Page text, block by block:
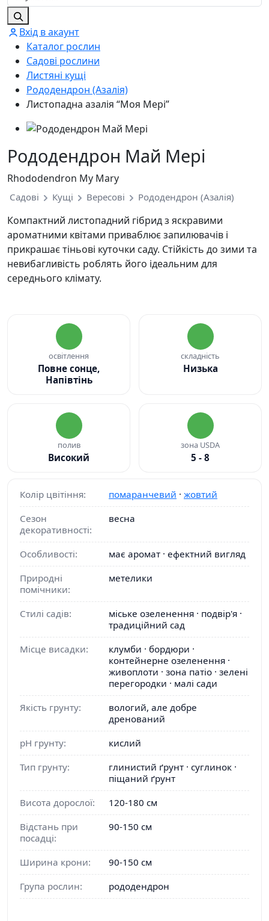
Вхід в акаунт
Каталог рослин
Садові рослини
Листяні кущі
Рододендрон (Азалія)
Листопадна азалія “Моя Мері”
Рододендрон Май Мері
Rhododendron My Mary
Садові Кущі Вересові Рододендрон (Азалія)
Компактний листопадний гібрид з яскравими
ароматними квітами приваблює запилювачів і
прикрашає тіньові куточки саду. Стійкість до зими та
невибагливість роблять його ідеальним для
середнього клімату.
освітлення
Повне сонце,
Напівтінь
складність
Низька
полив
Високий
зона USDA
5 - 8
Колір цвітіння: помаранчевий · жовтий
Сезон
декоративності:
весна
Особливості:
має аромат · ефектний вигляд
Природні
помічники:
метелики
Стилі садів:
міське озеленення · подвір'я ·
традиційний сад
Місце висадки:
клумби · бордюри ·
контейнерне озеленення ·
живоплоти · зона патіо · зелені
перегородки · малі сади
Якість грунту:
вологий, але добре
дренований
pH грунту:
кислий
Тип грунту:
глинистий ґрунт · суглинок ·
піщаний ґрунт
Висота дорослої:
120-180 см
Відстань при
посадці:
90-150 см
Ширина крони:
90-150 см
Група рослин:
рододендрон